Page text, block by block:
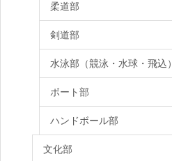
柔道部
剣道部
水泳部（競泳・水球・飛込）
ボート部
ハンドボール部
文化部